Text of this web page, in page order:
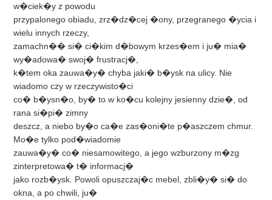
w�ciek�y z powodu
przypalonego obiadu, zrz�dz�cej �ony, przegranego �ycia i
wielu innych rzeczy,
zamachn�� si� ci�kim d�bowym krzes�em i ju� mia�
wy�adowa� swoj� frustracj�,
k�tem oka zauwa�y� chyba jaki� b�ysk na ulicy. Nie
wiadomo czy w rzeczywisto�ci
co� b�ysn�o, by� to w ko�cu kolejny jesienny dzie�, od
rana si�pi� zimny
deszcz, a niebo by�o ca�e zas�oni�te p�aszczem chmur.
Mo�e tylko pod�wiadomie
zauwa�y� co� niesamowitego, a jego wzburzony m�zg
zinterpretowa� t� informacj�
jako rozb�ysk. Powoli opuszczaj�c mebel, zbli�y� si� do
okna, a po chwili, ju�